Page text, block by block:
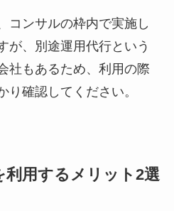
コンサルの枠内で実施し
が、別途運用代行という
社もあるため、利用の際
り確認してください。
利用するメリット2選